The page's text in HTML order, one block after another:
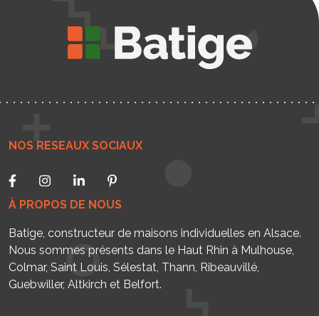
À PROPOS DE NOUS
Batige, constructeur de maisons individuelles en Alsace.
Nous sommes présents dans le Haut Rhin à Mulhouse,
Colmar, Saint Louis, Sélestat, Thann, Ribeauvillé,
Guebwiller, Altkirch et Belfort.
NOS RESEAUX SOCIAUX